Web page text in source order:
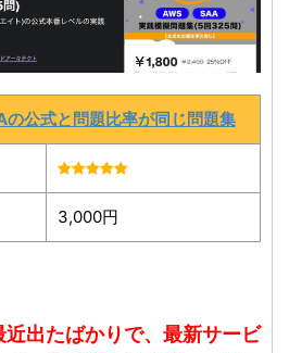
公式と問題比率が同じ問題集
3,000円
出たばかりで、最新サービ